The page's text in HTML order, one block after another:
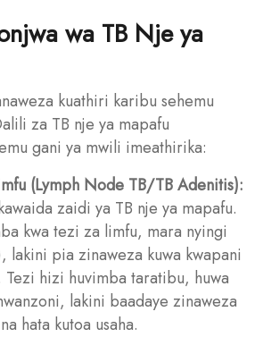
wa TB Nje ya
kuathiri karibu sehemu
za TB nje ya mapafu
gani ya mwili imeathirika:
(Lymph Node TB/TB Adenitis):
zaidi ya TB nje ya mapafu.
kwa tezi za limfu, mara nyingi
lakini pia zinaweza kuwa kwapani
Tezi hizi huvimba taratibu, huwa
lakini baadaye zinaweza
hata kutoa usaha.